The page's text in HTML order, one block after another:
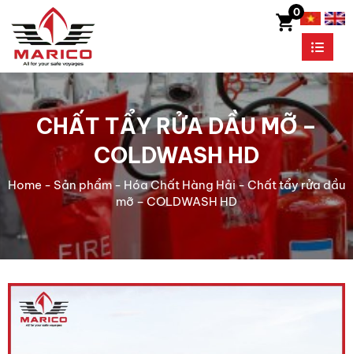
0
CHẤT TẨY RỬA DẦU MỠ –
COLDWASH HD
Home - Sản phẩm- Hóa Chất Hàng Hải- Chất tẩy rửa dầu
mỡ – COLDWASH HD